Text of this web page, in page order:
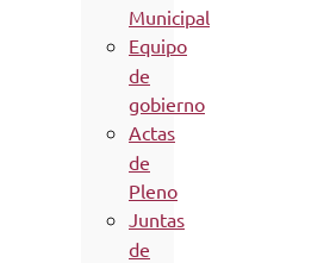
Municipal
Equipo
de
gobierno
Actas
de
Pleno
Juntas
de